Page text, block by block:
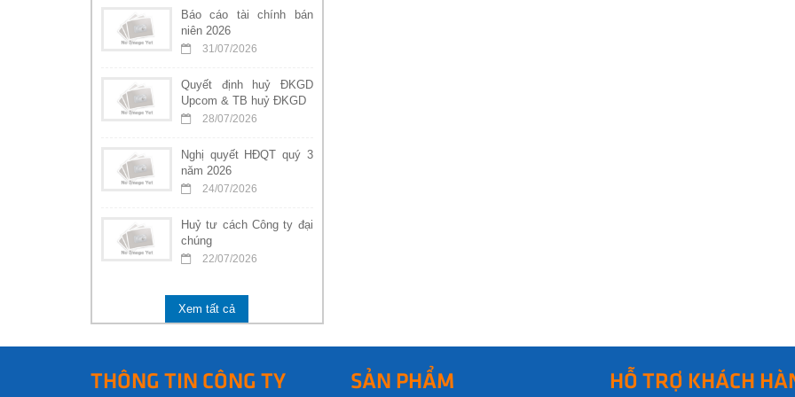
Báo cáo tài chính bán
niên 2026
31/07/2026
Quyết định huỷ ĐKGD
Upcom & TB huỷ ĐKGD
28/07/2026
Nghị quyết HĐQT quý 3
năm 2026
24/07/2026
Huỷ tư cách Công ty đại
chúng
22/07/2026
Xem tất cả
THÔNG TIN CÔNG TY SẢN PHẨM HỖ TRỢ KHÁCH